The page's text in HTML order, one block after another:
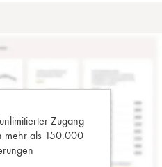
Zugang
mehr als 150.000